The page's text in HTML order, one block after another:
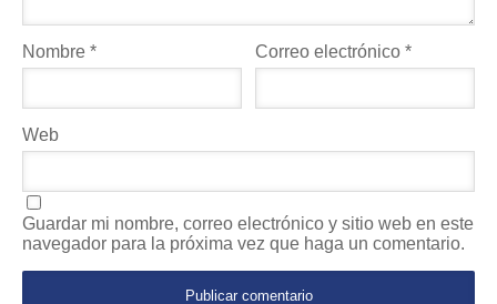
Nombre * Correo electrónico*
Web
Guardar mi nombre, correo electrónico y sitio web en este
navegador para la próxima vez que haga un comentario.